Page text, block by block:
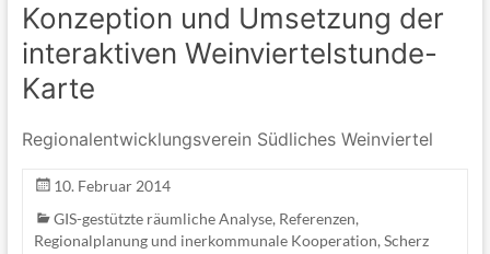
Konzeption und Umsetzung der
interaktiven Weinviertelstunde-
Karte
Regionalentwicklungsverein Südliches Weinviertel
10. Februar 2014
GIS-gestützte räumliche Analyse, Referenzen,
Regionalplanung und inerkommunale Kooperation, Scherz